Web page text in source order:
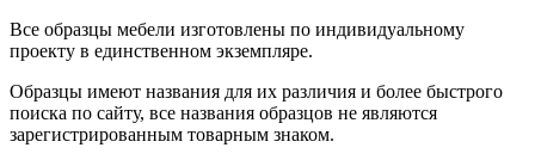
Все образцы мебели изготовлены по индивидуальному
проекту в единственном экземпляре.
Образцы имеют названия для их различия и более быстрого
поиска по сайту, все названия образцов не являются
зарегистрированным товарным знаком.